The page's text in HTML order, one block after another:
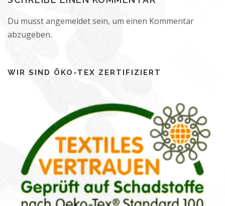
Du musstangemeldetsein, um einen Kommentar
abzugeben.
WIR SIND ÖKO-TEX ZERTIFIZIERT